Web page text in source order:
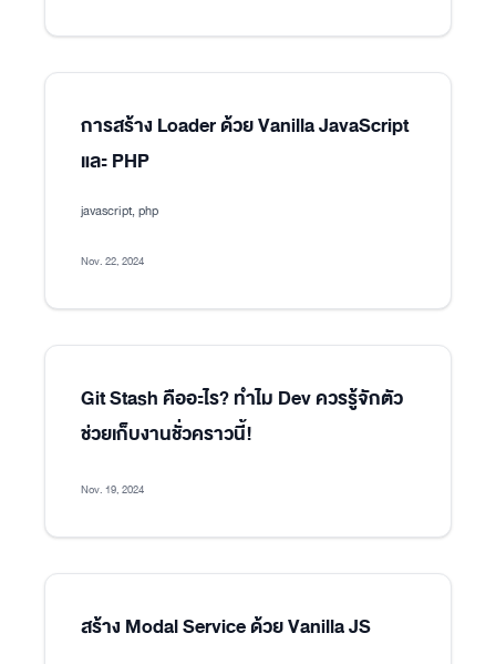
การสร้าง Loader ด้วย Vanilla JavaScript
และ PHP
javascript, php
Nov. 22, 2024
Git Stash คืออะไร? ทำไม Dev ควรรู้จักตัว
ช่วยเก็บงานชั่วคราวนี้!
Nov. 19, 2024
สร้าง Modal Service ด้วย Vanilla JS